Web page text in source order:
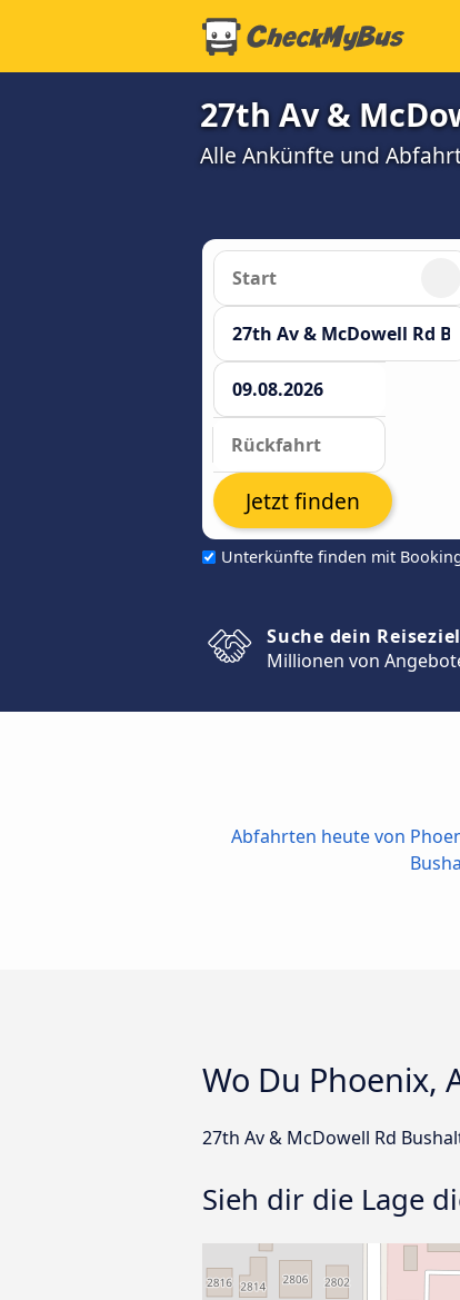
27th Av &
Alle Ankünfte und
Unterkünfte finden mit
Jetzt finden
Suche dein Reiseziel
Millionen von
Abfahrten heute von
Wo Du Phoenix,
27th Av & McDowell Rd
Sieh dir die Lage